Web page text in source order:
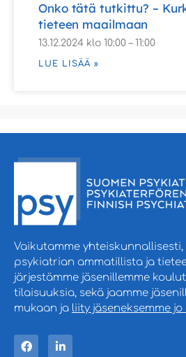
Onko tätä tutkittu? –
tieteen maailmaan
13.12.2024 klo 10:00 – 11:00
LUE LISÄÄ »
Vaikutamme
psykiatrian ammatillista ja
järjestämme jäsenillemme
tilaisuuksia, sekä jaamme
mukaan ja liity jäseneksemme